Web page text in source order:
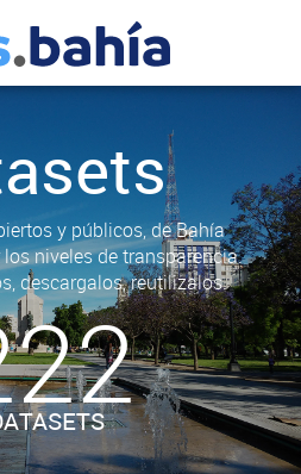
y públicos, de Bahía
niveles de transparencia.
descargalos, reutilizalos.